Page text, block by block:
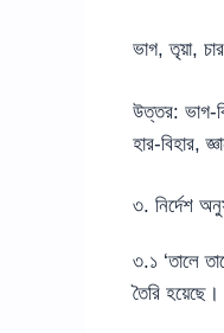
ভাগ, তৃয়া,
উত্তর: ভাগ-
হার-বিহার,
৩. নির্দেশ
৩.১ ‘তালে
তৈরি হয়েছে।